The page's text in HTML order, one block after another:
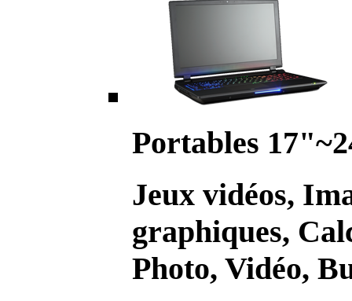
Portables
Jeux vidéos,
graphiques,
Photo, Vidéo,